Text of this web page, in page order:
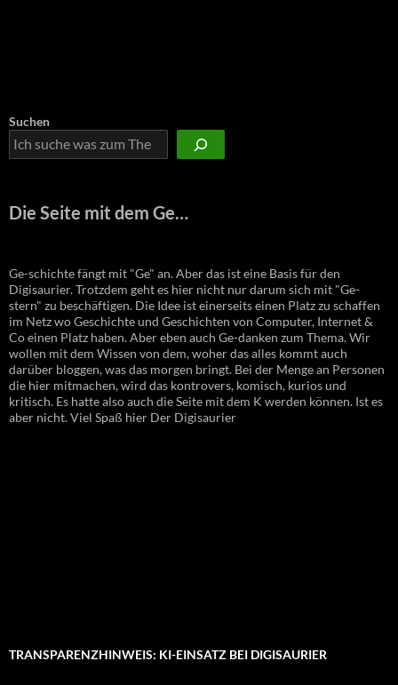
Suchen
Die Seite mit dem Ge…
Ge-schichte fängt mit "Ge" an. Aber das ist eine Basis für den
Digisaurier. Trotzdem geht es hier nicht nur darum sich mit "Ge-
stern" zu beschäftigen. Die Idee ist einerseits einen Platz zu schaffen
im Netz wo Geschichte und Geschichten von Computer, Internet &
Co einen Platz haben. Aber eben auch Ge-danken zum Thema. Wir
wollen mit dem Wissen von dem, woher das alles kommt auch
darüber bloggen, was das morgen bringt. Bei der Menge an Personen
die hier mitmachen, wird das kontrovers, komisch, kurios und
kritisch. Es hatte also auch die Seite mit dem K werden können. Ist es
aber nicht. Viel Spaß hier Der Digisaurier
TRANSPARENZHINWEIS: KI-EINSATZ BEI DIGISAURIER